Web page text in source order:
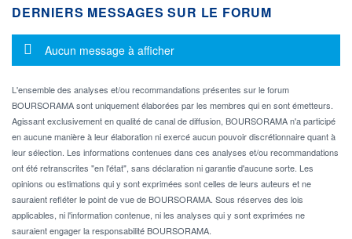
DERNIERS MESSAGES SUR LE FORUM
Message d'information
Aucun message à afficher
L'ensemble des analyses et/ou recommandations présentes sur le forum
BOURSORAMA sont uniquement élaborées par les membres qui en sont émetteurs.
Agissant exclusivement en qualité de canal de diffusion, BOURSORAMA n'a participé
en aucune manière à leur élaboration ni exercé aucun pouvoir discrétionnaire quant à
leur sélection. Les informations contenues dans ces analyses et/ou recommandations
ont été retranscrites "en l'état", sans déclaration ni garantie d'aucune sorte. Les
opinions ou estimations qui y sont exprimées sont celles de leurs auteurs et ne
sauraient refléter le point de vue de BOURSORAMA. Sous réserves des lois
applicables, ni l'information contenue, ni les analyses qui y sont exprimées ne
sauraient engager la responsabilité BOURSORAMA.